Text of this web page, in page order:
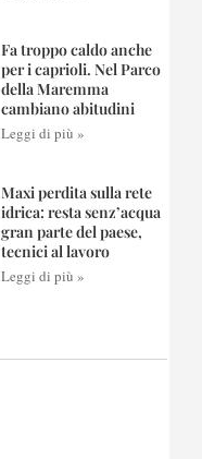
Fa troppo caldo anche
per i caprioli. Nel Parco
della Maremma
cambiano abitudini
Leggi di più »
Maxi perdita sulla rete
idrica: resta senz’acqua
gran parte del paese,
tecnici al lavoro
Leggi di più »